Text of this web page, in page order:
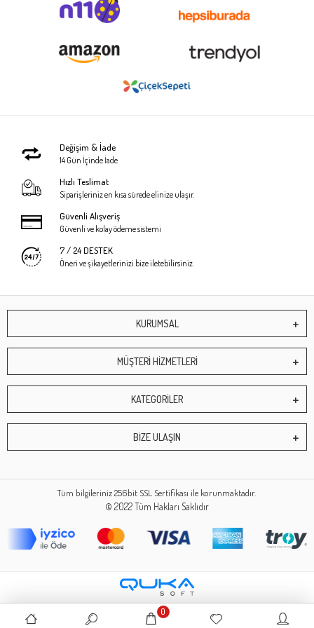
Değişim & İade
14 Gün İçinde İade
Hızlı Teslimat
Siparişleriniz en kısa sürede elinize ulaşır.
Güvenli Alışveriş
Güvenli ve kolay ödeme sistemi
7 / 24 DESTEK
Öneri ve şikayetlerinizi bize iletebilirsiniz.
KURUMSAL
MÜŞTERİ HİZMETLERİ
KATEGORİLER
BİZE ULAŞIN
Tüm bilgileriniz 256bit SSL Sertifikası ile korunmaktadır.
© 2022Tüm Hakları Saklıdır
0